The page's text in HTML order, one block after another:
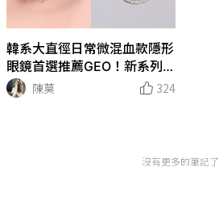
韓系大直徑日常微混血款隱形
眼鏡首選推薦GEO！新系列A
urora Brown Aurora Gray～
陳莫 324
沒有更多的筆記了